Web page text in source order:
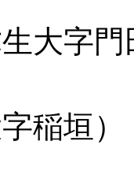
大字門
稲垣）